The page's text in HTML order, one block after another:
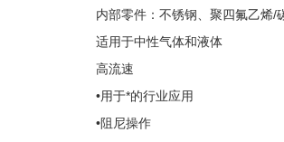
内部零件：不锈钢、聚四氟乙烯/
适用于中性气体和液体
高流速
•用于*的行业应用
•阻尼操作